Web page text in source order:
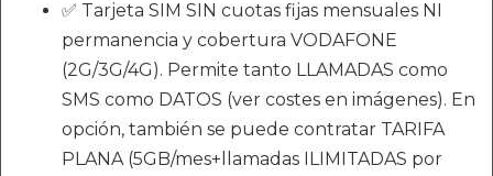
✅ Tarjeta SIM SIN cuotas fijas mensuales NI
permanencia y cobertura VODAFONE
(2G/3G/4G). Permite tanto LLAMADAS como
SMS como DATOS (ver costes en imágenes). En
opción, también se puede contratar TARIFA
PLANA (5GB/mes+llamadas ILIMITADAS por